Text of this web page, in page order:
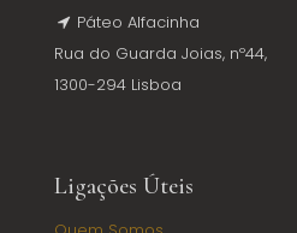
Páteo Alfacinha
Rua do Guarda Joias, nº44,
1300-294 Lisboa
Ligações Úteis